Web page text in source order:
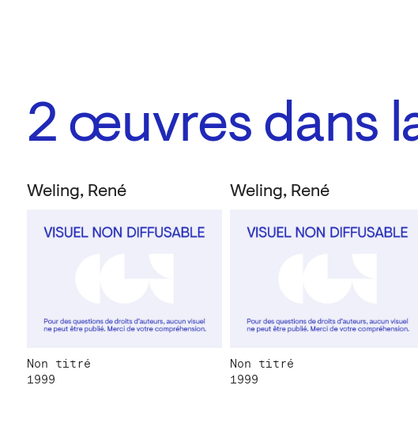
2 œuvres dans
Weling, René
Non titré
1999
Weling, René
Non titré
1999